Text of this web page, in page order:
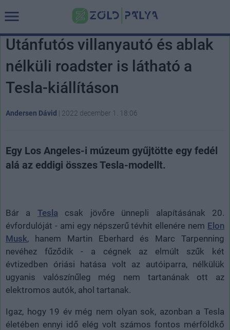
Utánfutós villanyautó és ablak
nélküli roadster is látható a
Tesla-kiállításon
Andersen Dávid | 2022 december 1. 18:06
Egy Los Angeles-i múzeum gyűjtötte egy fedél
alá az eddigi összes Tesla-modellt.
Bár a Tesla csak jövőre ünnepli alapításának 20.
évfordulóját - ami egy népszerű tévhit ellenére nem Elon
Musk, hanem Martin Eberhard és Marc Tarpenning
nevéhez fűződik - a cégnek az elmúlt szűk két
évtizedben óriási hatása volt az autóiparra, nélkülük
ugyanis valószínűleg még nem tartanának ott az
elektromos autók, ahol tartanak.
Igaz, hogy 19 év még nem olyan sok, azonban a Tesla
életében ennyi idő elég volt számos fontos mérföldkő